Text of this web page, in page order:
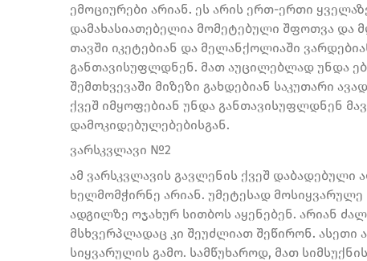
ემოციურები არიან. ეს არის ერთ-ერთი
დამახასიათებელია მომეტებული შფოთვა და
თავში იკეტებიან და მელანქოლიაში
განთავისუფლდნენ. მათ აუცილებლად უნდა
შემთხვევაში მიზეზი გახდებიან საკუთარი
ქვეშ იმყოფებიან უნდა განთავისუფლდნენ
დამოკიდებულებებისგან.
ვარსკვლავი №2
ამ ვარსკვლავის გავლენის ქვეშ დაბადებული
ხელმომჭირნე არიან. უმეტესად
ადგილზე ოჯახურ სითბოს აყენებენ. არიან
მსხვერპლადაც კი შეუძლიათ შეწირონ. ასეთი
სიყვარულის გამო. სამწუხაროდ, მათ